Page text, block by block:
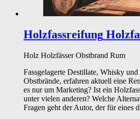
Holzfassreifung
Holz Holzfässer Obstbrand Rum
Fassgelagerte Destillate, Whisky und
Obstbrände, erfahren aktuell eine
es nur um Marketing? Ist ein
unter vielen anderen? Welche
Fragen geht der Autor, der für eines